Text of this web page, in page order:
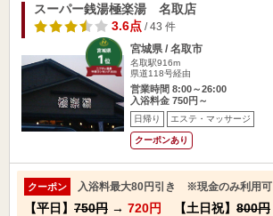
スーパー銭湯極楽湯 名取店
3.6点/ 43 件
宮城県 / 名取市
名取駅916m
県道118号経由
営業時間 8:00～26:00
入浴料金 750円～
日帰り エステ・マッサージ
クーポンあり
クーポン 入浴料最大80円引き ※現金のみ利用可
【平日】 750円 → 720円 【土日祝】 800円